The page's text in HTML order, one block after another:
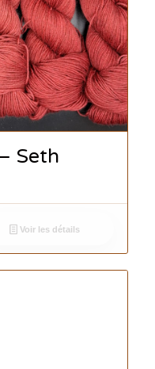
Seth
Voir les détails